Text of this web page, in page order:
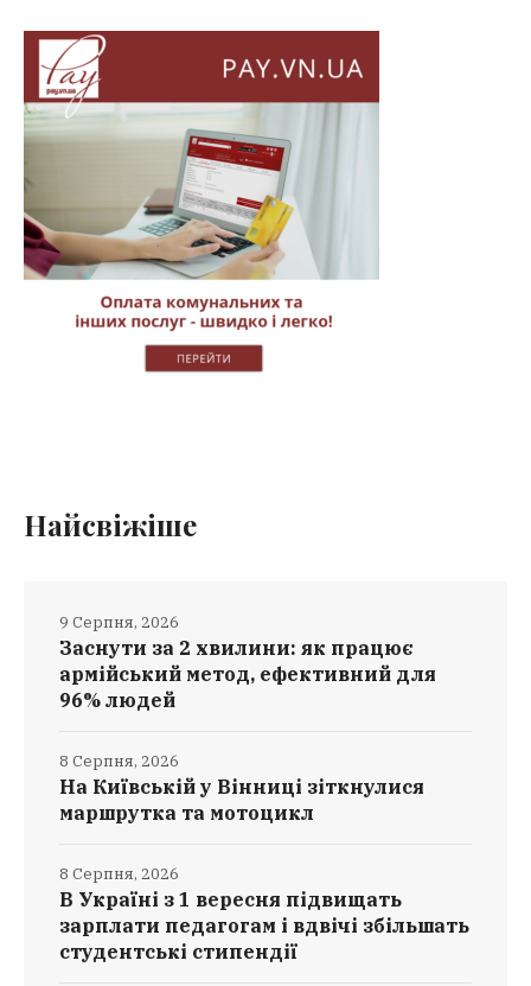
Найсвіжіше
Заснути за 2 хвилини: як працює
армійський метод, ефективний для
96% людей
9 Серпня, 2026
На Київській у Вінниці зіткнулися
маршрутка та мотоцикл
8 Серпня, 2026
В Україні з 1 вересня підвищать
зарплати педагогам і вдвічі збільшать
студентські стипендії
8 Серпня, 2026